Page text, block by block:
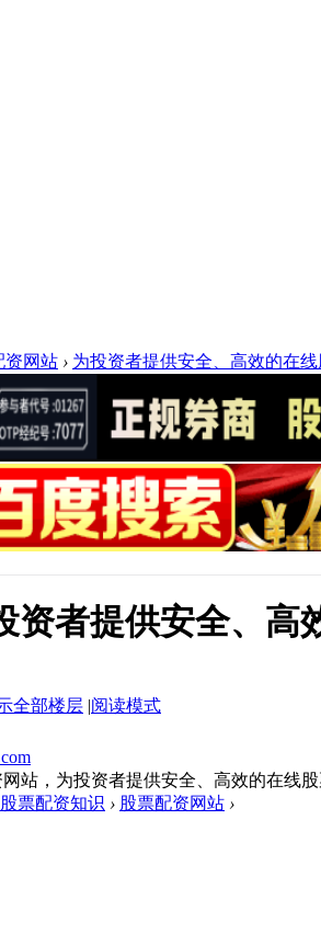
资网站 › 为投资者提供安全、高效的在
资者提供安全、高
全部楼层 |阅读模式
站，为投资者提供安全、高效的在线
股票配资知识 › 股票配资网站 ›